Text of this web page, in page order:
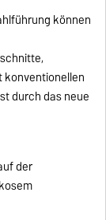
können
konventionellen
durch das neue
der